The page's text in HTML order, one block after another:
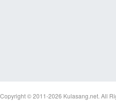
Copyright © 2011-2026 Kulasang.net. All